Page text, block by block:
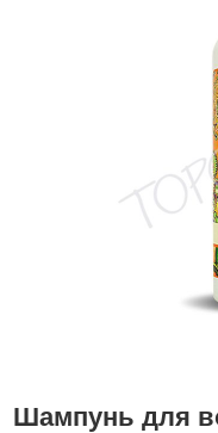
Шампунь для